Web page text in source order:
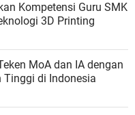
Kompetensi Guru SMK
3D Printing
MoA dan IA dengan
Tinggi di Indonesia